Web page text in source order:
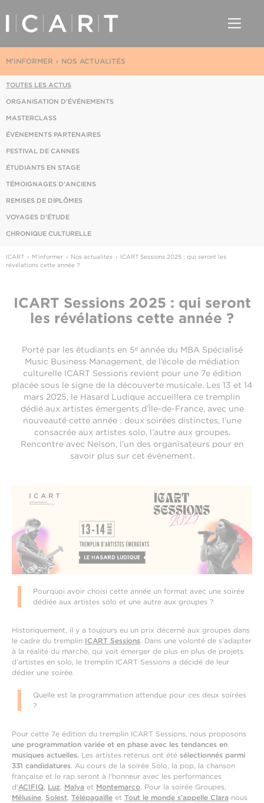
NOS ACTUALITÉS
M'INFORMER
TOUTES LES ACTUS
ORGANISATION D'ÉVÉNEMENTS
MASTERCLASS
ÉVÉNEMENTS PARTENAIRES
FESTIVAL DE CANNES
ÉTUDIANTS EN STAGE
TÉMOIGNAGES D'ANCIENS
REMISES DE DIPLÔMES
VOYAGES D'ÉTUDE
CHRONIQUE CULTURELLE
ICART M'informer Nos actualités
ICART Sessions 2025 : qui seront les
révélations cette année ?
ICART Sessions 2025 : qui seront
les révélations cette année ?
Porté par les étudiants en 5ᵉ année du MBA Spécialisé
Music Business Management, de l’école de médiation
culturelle ICART Sessions revient pour une 7e édition
placée sous le signe de la découverte musicale. Les 13 et 14
mars 2025, le Hasard Ludique accueillera ce tremplin
dédié aux artistes émergents d’Île-de-France, avec une
nouveauté cette année : deux soirées distinctes, l’une
consacrée aux artistes solo, l’autre aux groupes.
Rencontre avec Nelson, l’un des organisateurs pour en
savoir plus sur cet événement.
Pourquoi avoir choisi cette année un format avec une soirée
dédiée aux artistes solo et une autre aux groupes ?
Historiquement, il y a toujours eu un prix décerné aux groupes dans
le cadre du tremplin ICART Sessions. Dans une volonté de s’adapter
à la réalité du marché, qui voit émerger de plus en plus de projets
d’artistes en solo, le tremplin ICART Sessions a décidé de leur
dédier une soirée.
Quelle est la programmation attendue pour ces deux soirées
?
Pour cette 7e édition du tremplin ICART Sessions, nous proposons
une programmation variée et en phase avec les tendances en
musiques actuelles. Les artistes retenus ont été sélectionnés parmi
331 candidatures. Au cours de la soirée Solo, la pop, la chanson
française et le rap seront à l'honneur avec les performances
d'ACIFIQ, Luz, Malya et Montemarco. Pour la soirée Groupes,
Mélusine, Solest, Télépagaille et Tout le monde s'appelle Clara nous